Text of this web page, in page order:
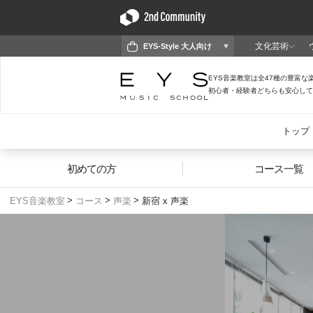
初めての方 コース一覧
EYS音楽教室 コース 声楽 新宿 x 声楽